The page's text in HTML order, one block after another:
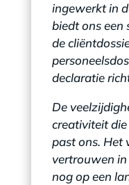
ingewerkt in
biedt ons een
de
declaratie
De
creativiteit
past ons. Het
vertrouwen
nog op een